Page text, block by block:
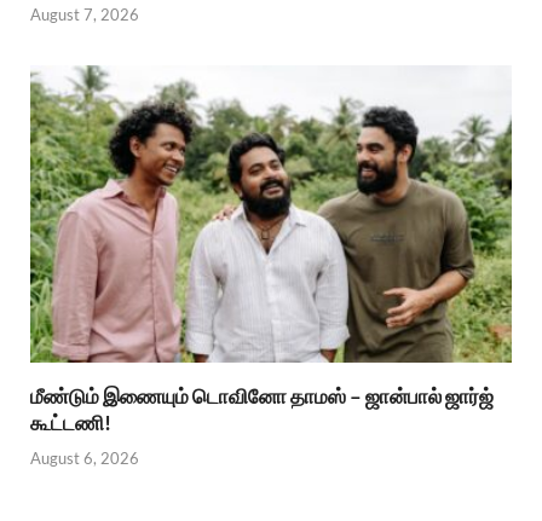
August 7, 2026
மீண்டும் இணையும் டொவினோ தாமஸ் – ஜான்பால் ஜார்ஜ்
கூட்டணி!
August 6, 2026